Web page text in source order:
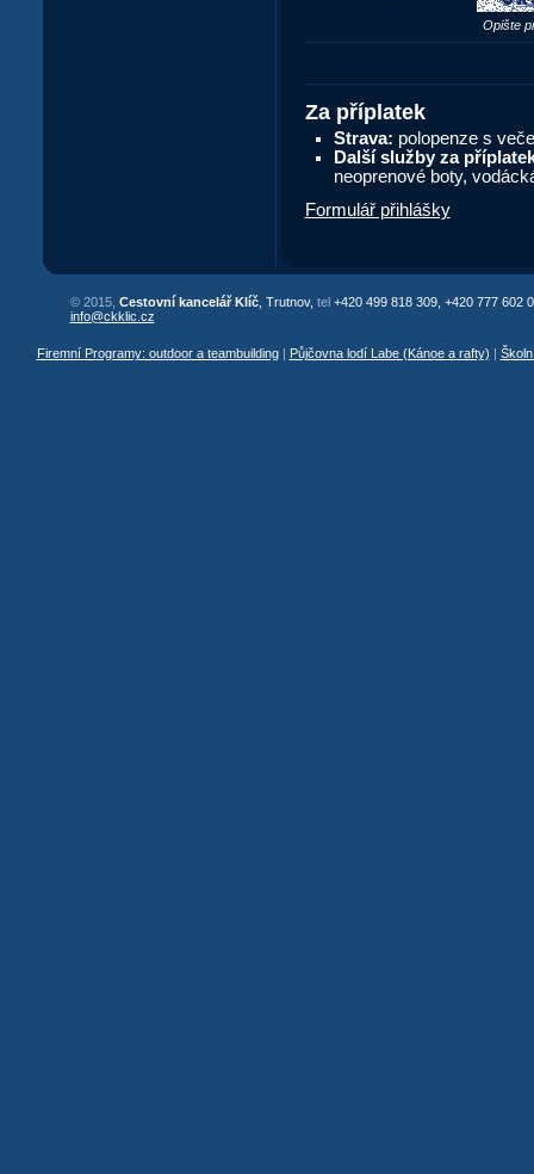
Opište
Za příplatek
Strava: polopenze s
Další služby za
neoprenové boty,
Formulář přihlášky
© 2015, Cestovní kancelář Klíč, Trutnov, tel +420 499 818 309, +420 777 602
info@ckklic.cz
Firemní Programy: outdoor a teambuilding| Půjčovna lodí Labe (Kánoe a rafty) |